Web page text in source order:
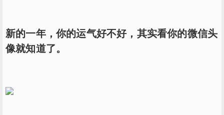
新的一年，你的运气好不好，其实看你的微信头
像就知道了。